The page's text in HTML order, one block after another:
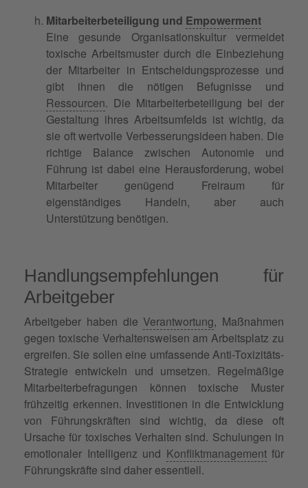
Mitarbeiterbeteiligung und Empowerment
Eine gesunde Organisationskultur vermeidet
toxische Arbeitsmuster durch die Einbeziehung
der Mitarbeiter in Entscheidungsprozesse und
gibt ihnen die nötigen Befugnisse und
Ressourcen. Die Mitarbeiterbeteiligung bei der
Gestaltung ihres Arbeitsumfelds ist wichtig, da
sie oft wertvolle Verbesserungsideen haben. Die
richtige Balance zwischen Autonomie und
Führung ist dabei eine Herausforderung, wobei
Mitarbeiter genügend Freiraum für
eigenständiges Handeln, aber auch
Unterstützung benötigen.
Handlungsempfehlungen für
Arbeitgeber
Arbeitgeber haben die Verantwortung, Maßnahmen
gegen toxische Verhaltensweisen am Arbeitsplatz zu
ergreifen. Sie sollen eine umfassende Anti-Toxizitäts-
Strategie entwickeln und umsetzen. Regelmäßige
Mitarbeiterbefragungen können toxische Muster
frühzeitig erkennen. Investitionen in die Entwicklung
von Führungskräften sind wichtig, da diese oft
Ursache für toxisches Verhalten sind. Schulungen in
emotionaler Intelligenz und Konfliktmanagementfür
Führungskräfte sind daher essentiell.